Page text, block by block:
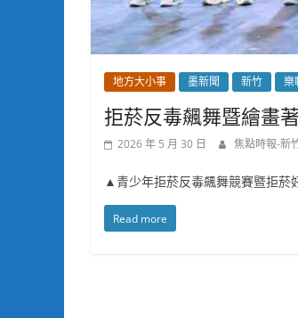
地方大小事 墨新聞 新竹 樂
拒菸反毒飆舞暨繪畫
2026 年 5 月 30 日 焦點時報-新
▲青少年拒菸反毒飆舞競賽暨拒菸
Read more